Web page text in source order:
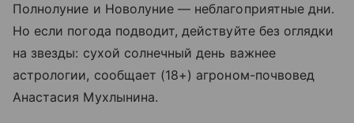
Полнолуние и Новолуние — неблагоприятные дни.
Но если погода подводит, действуйте без оглядки
на звезды: сухой солнечный день важнее
астрологии, сообщает (18+) агроном-почвовед
Анастасия Мухлынина.